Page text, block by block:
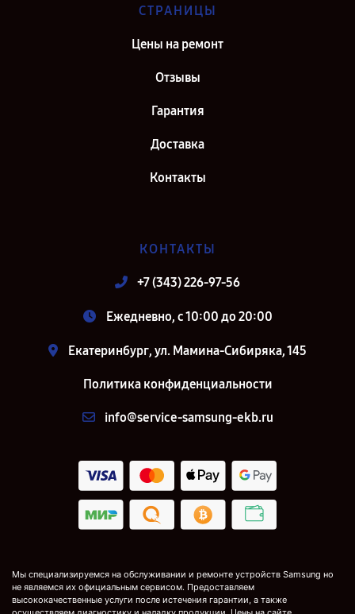
СТРАНИЦЫ
Цены на ремонт
Отзывы
Гарантия
Доставка
Контакты
КОНТАКТЫ
+7 (343) 226-97-56
Ежедневно, с 10:00 до 20:00
Екатеринбург, ул. Мамина-Сибиряка, 145
Политика конфиденциальности
info@service-samsung-ekb.ru
Мы специализируемся на обслуживании и ремонте устройств Samsung но
не являемся их официальным сервисом. Предоставляем
высококачественные услуги после истечения гарантии, а также